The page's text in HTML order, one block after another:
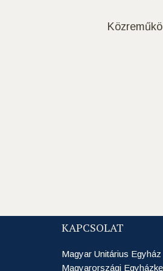
KAPCSOLAT
Magyar Unitárius Egyház
Magyarországi